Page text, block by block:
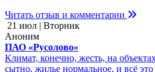
Читать отзыв и комментарии
21 июл | Вторник
Аноним
ПАО «Русолово»
Климат, конечно, жесть, на
сытно, жилье нормальное, и всё